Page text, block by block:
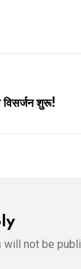
विसर्जन शुरू!
will not be